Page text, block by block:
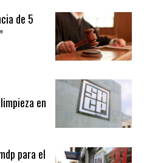
de 5
en
para el